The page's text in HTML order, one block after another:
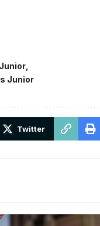
Junior
Twitter